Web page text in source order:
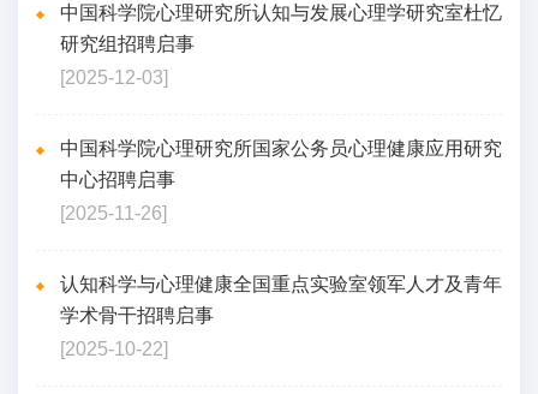
中国科学院心理研究所认知与发展心理学研究室杜忆
研究组招聘启事
[2025-12-03]
中国科学院心理研究所国家公务员心理健康应用研究
中心招聘启事
[2025-11-26]
认知科学与心理健康全国重点实验室领军人才及青年
学术骨干招聘启事
[2025-10-22]